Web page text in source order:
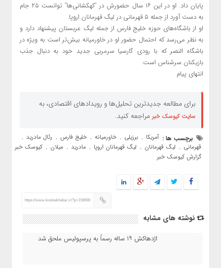
پایان داد. او در این ۱۶ سال حضورش در “کهکشانی‌ها” توانست ۲۵ جام
به دست آورد از جمله ۵ قهرمانی در لیگ قهرمانان اروپا.
او از باشگاه‌های حوزه خلیج فارس از جمله لیگ عربستان پیشنهاد دارد و
به نظر می‌رسد که احتمال حضور او در خاورمیانه بیش‌تر است به ویژه در
باشگاه النصر که با رودی گارسیا سرمربی جدید خود به دنبال جذب
بازیکنان سرشناس است.
انتهای پیام
برای مطالعه جدیدترین تحلیل‌ها و رویدادهای اقتصادی، به
سایت کیوسک خبر مراجعه کنید.
برچسب ها : آمریکا , برزیلی , خاورمیانه , خلیج فارس , رئال مادرید ,
قهرمانی , لیگ قهرمانان , لیگ قهرمانان اروپا , مادرید , میلان , کیوسک خبر
گزارش کیوسک خبر
https://www.kioskekhabar.ir/?p=156690
نوشته های مشابه
اژدهاکش ۱۹ ساله رسماً به پرسپولیس ملحق شد